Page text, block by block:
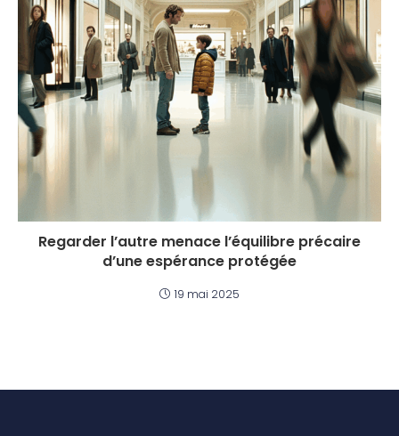
Regarder l’autre menace l’équilibre précaire
d’une espérance protégée
19 mai 2025